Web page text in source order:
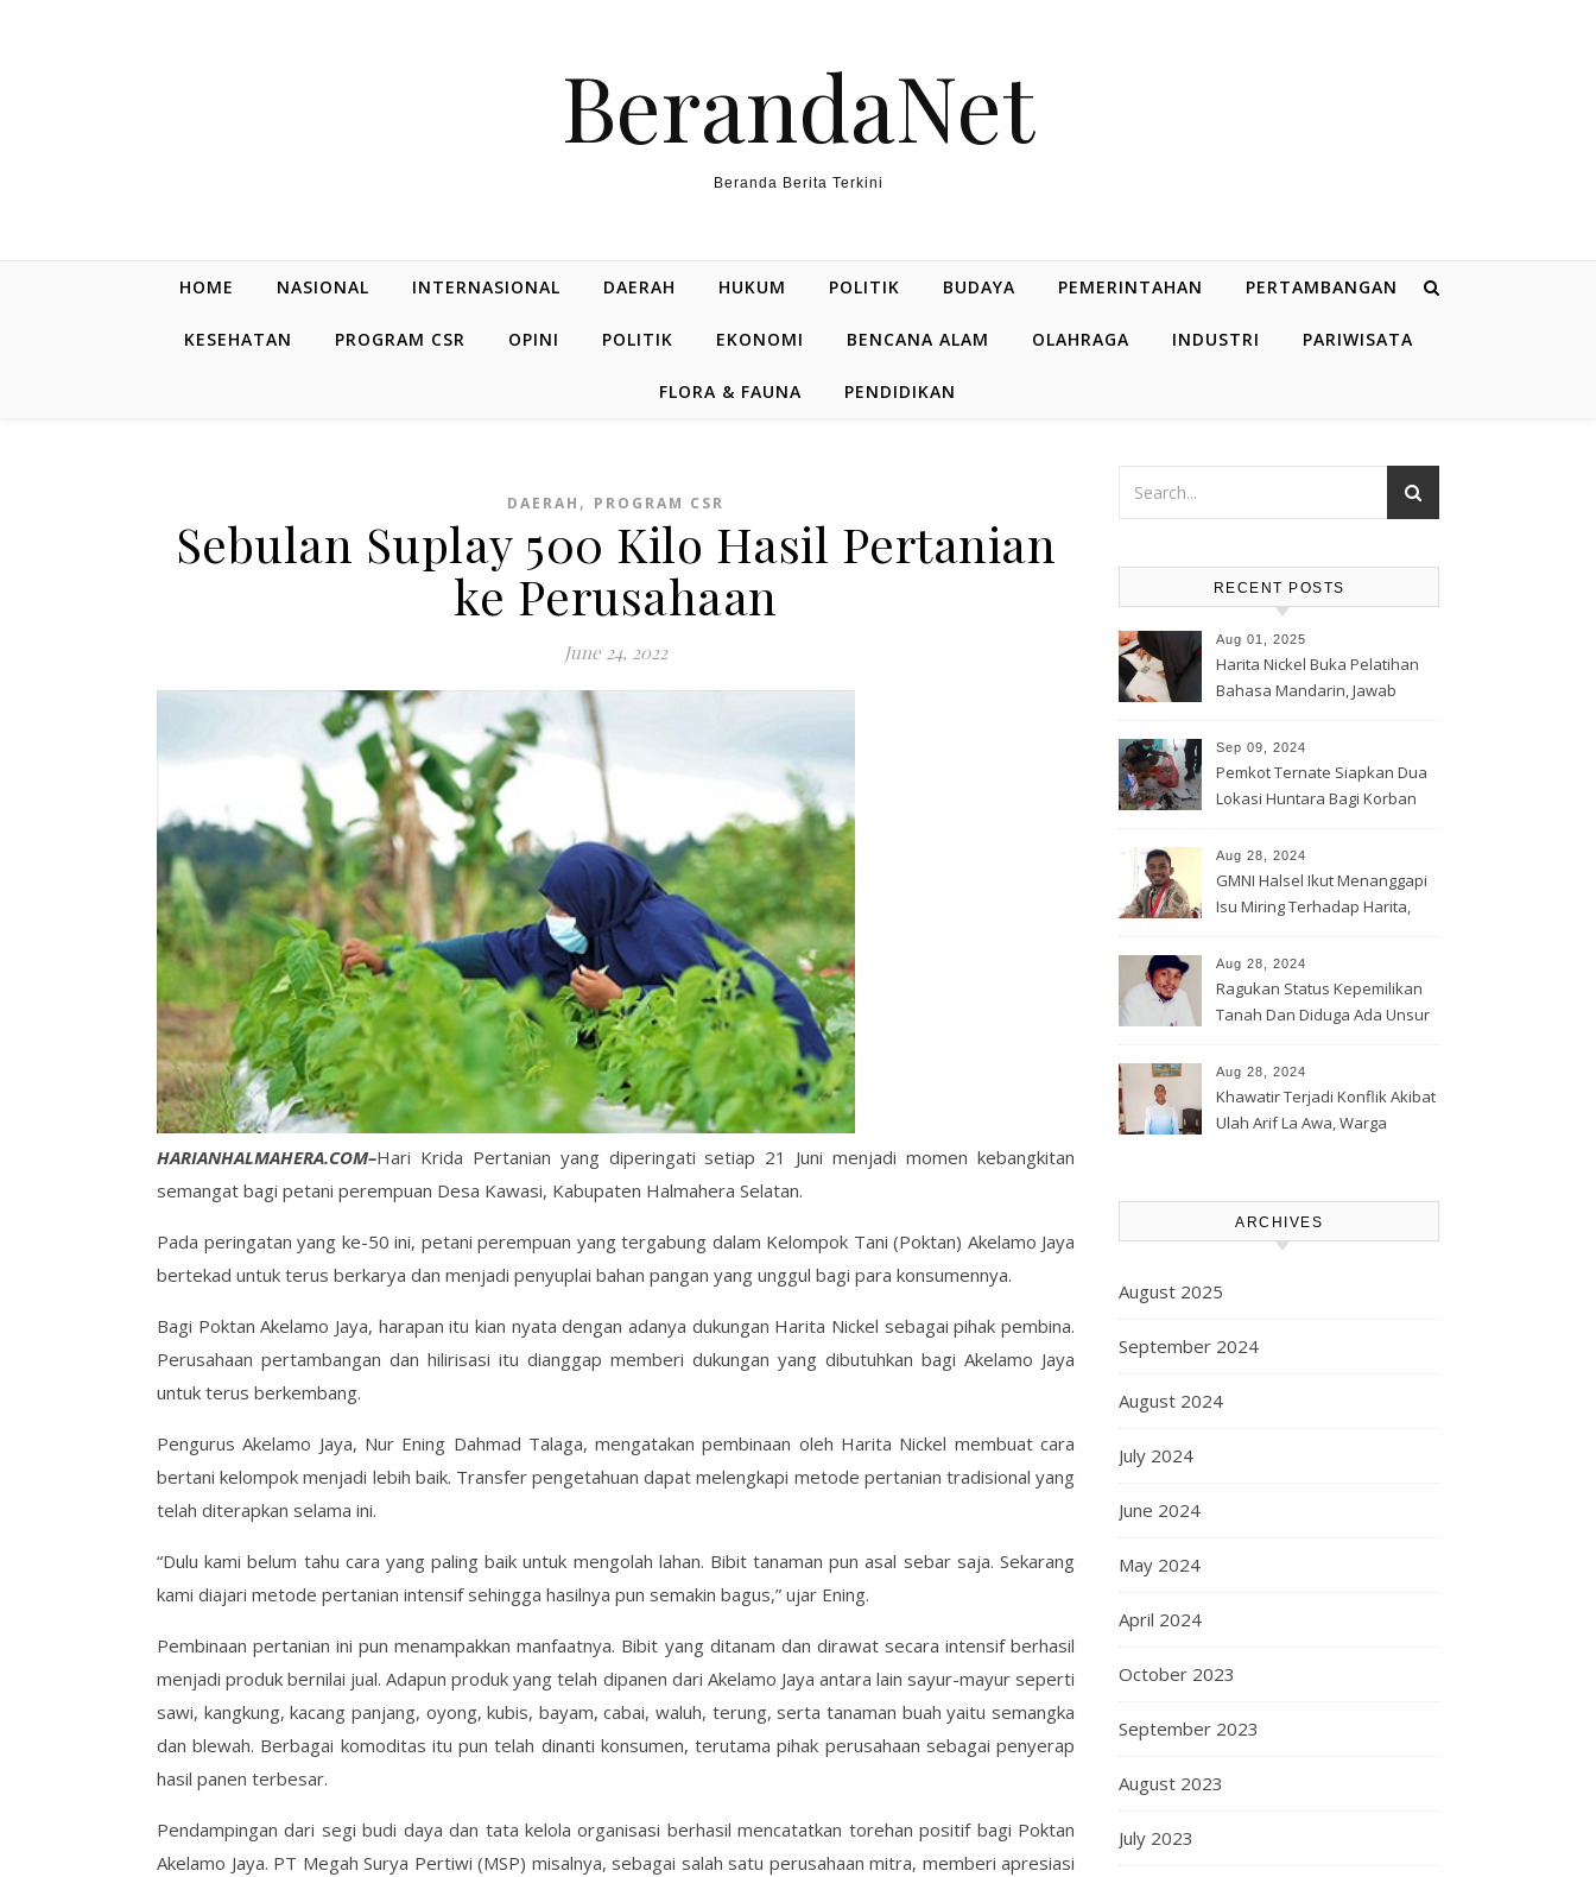
BerandaNet
Beranda Berita Terkini
HOME NASIONAL INTERNASIONAL DAERAH HUKUM POLITIK BUDAYA PEMERINTAHAN PERTAMBANGAN
KESEHATAN PROGRAM CSR OPINI POLITIK EKONOMI BENCANA ALAM OLAHRAGA INDUSTRI PARIWISATA
FLORA & FAUNA PENDIDIKAN
DAERAH , PROGRAM CSR
Sebulan Suplay 500 Kilo Hasil Pertanian
ke Perusahaan
June 24, 2022
HARIANHALMAHERA.COM–Hari Krida Pertanian yang diperingati setiap 21 Juni menjadi momen kebangkitan
semangat bagi petani perempuan Desa Kawasi, Kabupaten Halmahera Selatan.
Pada peringatan yang ke-50 ini, petani perempuan yang tergabung dalam Kelompok Tani (Poktan) Akelamo Jaya
bertekad untuk terus berkarya dan menjadi penyuplai bahan pangan yang unggul bagi para konsumennya.
Bagi Poktan Akelamo Jaya, harapan itu kian nyata dengan adanya dukungan Harita Nickel sebagai pihak pembina.
Perusahaan pertambangan dan hilirisasi itu dianggap memberi dukungan yang dibutuhkan bagi Akelamo Jaya
untuk terus berkembang.
Pengurus Akelamo Jaya, Nur Ening Dahmad Talaga, mengatakan pembinaan oleh Harita Nickel membuat cara
bertani kelompok menjadi lebih baik. Transfer pengetahuan dapat melengkapi metode pertanian tradisional yang
telah diterapkan selama ini.
“Dulu kami belum tahu cara yang paling baik untuk mengolah lahan. Bibit tanaman pun asal sebar saja. Sekarang
kami diajari metode pertanian intensif sehingga hasilnya pun semakin bagus,” ujar Ening.
Pembinaan pertanian ini pun menampakkan manfaatnya. Bibit yang ditanam dan dirawat secara intensif berhasil
menjadi produk bernilai jual. Adapun produk yang telah dipanen dari Akelamo Jaya antara lain sayur-mayur seperti
sawi, kangkung, kacang panjang, oyong, kubis, bayam, cabai, waluh, terung, serta tanaman buah yaitu semangka
dan blewah. Berbagai komoditas itu pun telah dinanti konsumen, terutama pihak perusahaan sebagai penyerap
hasil panen terbesar.
Pendampingan dari segi budi daya dan tata kelola organisasi berhasil mencatatkan torehan positif bagi Poktan
Akelamo Jaya. PT Megah Surya Pertiwi (MSP) misalnya, sebagai salah satu perusahaan mitra, memberi apresiasi
RECENT POSTS
Aug 01, 2025
Harita Nickel Buka Pelatihan
Bahasa Mandarin, Jawab
Sep 09, 2024
Pemkot Ternate Siapkan Dua
Lokasi Huntara Bagi Korban
Aug 28, 2024
GMNI Halsel Ikut Menanggapi
Isu Miring Terhadap Harita,
Lahan Warga
Aug 28, 2024
Ragukan Status Kepemilikan
Tanah Dan Diduga Ada Unsur
Korporasi Harita, GPM Halsel
Minta Polres Panggil Dan
Tetapkan Bapak Arif La Awa
Aug 28, 2024
Khawatir Terjadi Konflik Akibat
Ulah Arif La Awa, Warga
ARCHIVES
August 2025
September 2024
August 2024
July 2024
June 2024
May 2024
April 2024
October 2023
September 2023
August 2023
July 2023